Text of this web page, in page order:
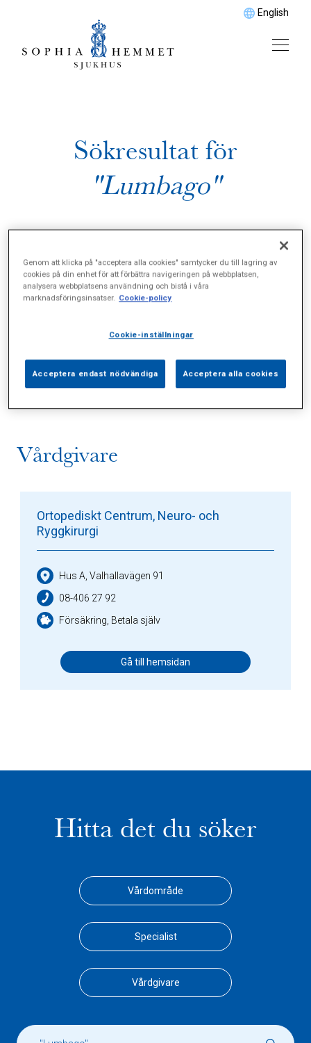
English
Sökresultat för
"Lumbago"
Sidor (0) Press (0) Sophianytt (0)
Vårdgivare
Ortopediskt Centrum, Neuro- och
Ryggkirurgi
Hus A, Valhallavägen 91
08-406 27 92
Försäkring, Betala själv
Gå till hemsidan
Hitta det du söker
Vårdområde
Specialist
Vårdgivare
Genom att klicka på "acceptera alla cookies" samtycker du till lagring av
cookies på din enhet för att förbättra navigeringen på webbplatsen,
analysera webbplatsens användning och bistå i våra
marknadsföringsinsatser. Cookie-policy
Cookie-inställningar
Acceptera endast nödvändiga Acceptera alla cookies